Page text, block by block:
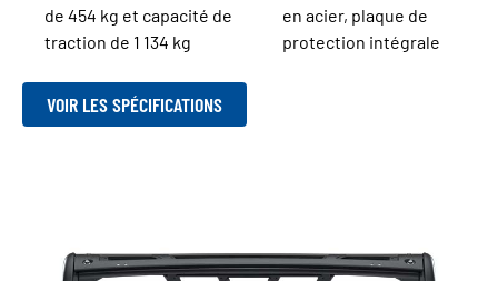
de 454 kg et capacité de
traction de 1 134 kg
en acier, plaque de
protection intégrale
VOIR LES SPÉCIFICATIONS